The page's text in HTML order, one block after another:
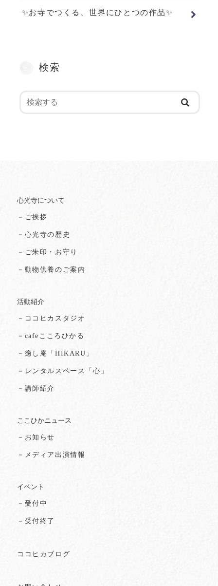
✨お寺でつくる、世界にひとつの作品✨
検索
心光寺について
－ご挨拶
－心光寺の歴史
－ご朱印・お守り
－動物供養のご案内
活動紹介
－ココヒカスタジオ
－cafeこころひかる
－癒し庵「HIKARU」
－レンタルスペース「心」
－講師紹介
ここひかニュース
－お知らせ
－メディア出演情報
イベント
－受付中
－受付終了
ココヒカブログ